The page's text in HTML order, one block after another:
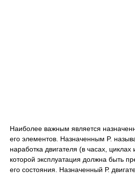
Наиболее важным является
его элементов. Назначенным P.
наработка двигателя (в часах,
которой эксплуатация должна быть
его состояния. Назначенный Р.